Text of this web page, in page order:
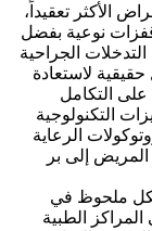
الأكثر تعقيداً،
نوعية بفضل
الجراحية
لاستعادة
على التكامل
التكنولوجية
الرعاية
إلى بر
ملحوظ في
بين 80% إلى 90% في المراكز الطبية